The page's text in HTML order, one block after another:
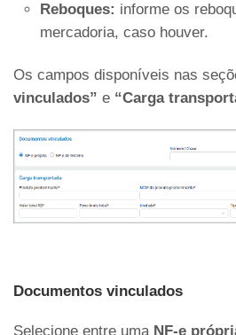
Reboques: informe os
mercadoria, caso houver.
Os campos disponíveis nas
vinculados” e “Carga
Documentos vinculados
Selecione entre uma NF-e